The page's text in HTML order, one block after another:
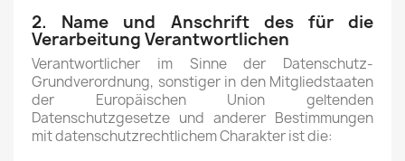
2. Name und Anschrift des für die
Verarbeitung Verantwortlichen
Verantwortlicher im Sinne der Datenschutz-
Grundverordnung, sonstiger in den Mitgliedstaaten
der Europäischen Union geltenden
Datenschutzgesetze und anderer Bestimmungen
mit datenschutzrechtlichem Charakter ist die: